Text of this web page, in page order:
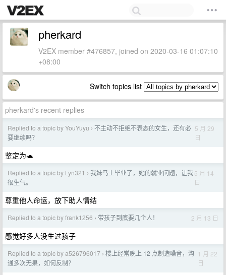
pherkard
V2EX member #476857, joined on 2020-03-16 01:07:10
+08:00
Switch topics list
pherkard's recent replies
Replied to a topic by YouYuyu › 不主动不拒绝不表态的女生，还有必
要继续吗？
5 月 29
日
鉴定为🐢
Replied to a topic by Lyn321 › 我妹马上毕业了，她的就业问题，让我
很生气。
5 月 14
日
尊重他人命运，放下助人情结
Replied to a topic by frank1256 › 带孩子到底要几个人！ 2 月 13 日
感觉好多人没生过孩子
Replied to a topic by a526796017 › 楼上经常晚上 12 点制造噪音，沟
通多次无果，如何反制？
1 月 22
日